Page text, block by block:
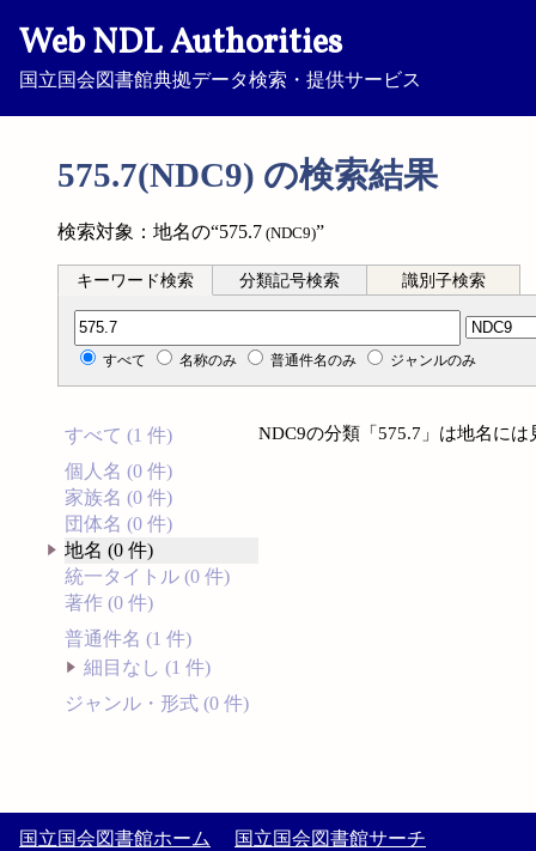
Web NDL Authorities
国立国会図書館典拠データ検索・提供サービス
575.7(NDC9) の検索結果
検索対象：地名の“575.7 (NDC9)”
キーワード検索 分類記号検索 識別子検索
分類記号検索
すべて 名称のみ 普通件名のみ ジャンルのみ
すべて (1 件)
個人名 (0 件)
家族名 (0 件)
団体名 (0 件)
地名 (0 件)
統一タイトル (0 件)
著作 (0 件)
普通件名 (1 件)
細目なし (1 件)
ジャンル・形式 (0 件)
NDC9の分類「575.7」は地名に
国立国会図書館ホーム 国立国会図書館サーチ